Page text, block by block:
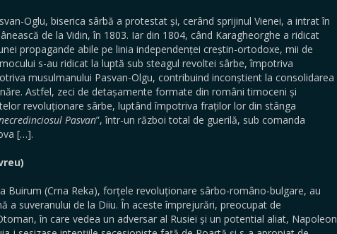
Oglu, biserica sârbă a protestat și, cerând sprijinul Vienei, a intrat în
de la Vidin, în 1803. Iar din 1804, când Karagheorghe a ridicat
propagande abile pe linia independenței creștin-ortodoxe, mii de
s-au ridicat la luptă sub steagul revoltei sârbe, împotriva
musulmanului Pasvan-Olgu, contribuind inconștient la consolidarea
Astfel, zeci de detașamente formate din români timoceni și
revoluționare sârbe, luptând împotriva fraților lor din stânga
Pasvan”, într-un război total de guerilă, sub comanda
[…].
(Crna Reka), forțele revoluționare sârbo-româno-bulgare, au
a suveranului de la Diiu. În aceste împrejurări, preocupat de
în care vedea un adversar al Rusiei și un potential aliat, Napoleon